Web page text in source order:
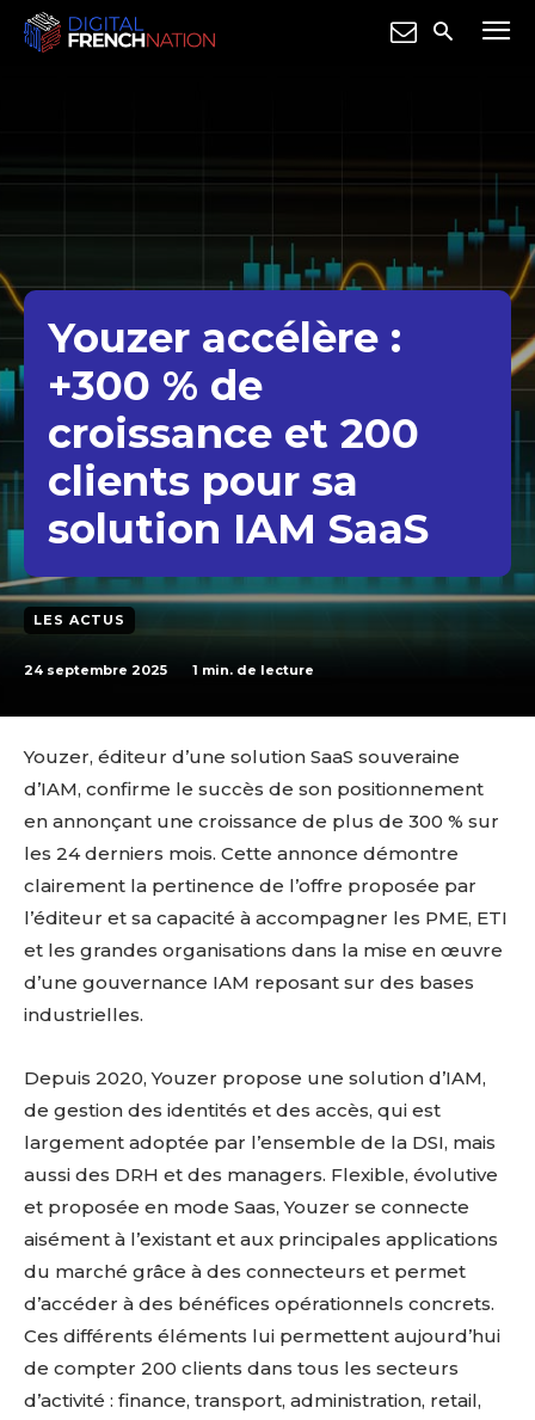
Youzer accélère :
+300 % de
croissance et 200
clients pour sa
solution IAM SaaS
LES ACTUS
24 septembre 2025 1 min. de lecture
Youzer, éditeur d’une solution SaaS souveraine
d’IAM, confirme le succès de son positionnement
en annonçant une croissance de plus de 300 % sur
les 24 derniers mois. Cette annonce démontre
clairement la pertinence de l’offre proposée par
l’éditeur et sa capacité à accompagner les PME, ETI
et les grandes organisations dans la mise en œuvre
d’une gouvernance IAM reposant sur des bases
industrielles.
Depuis 2020, Youzer propose une solution d’IAM,
de gestion des identités et des accès, qui est
largement adoptée par l’ensemble de la DSI, mais
aussi des DRH et des managers. Flexible, évolutive
et proposée en mode Saas, Youzer se connecte
aisément à l’existant et aux principales applications
du marché grâce à des connecteurs et permet
d’accéder à des bénéfices opérationnels concrets.
Ces différents éléments lui permettent aujourd’hui
de compter 200 clients dans tous les secteurs
d’activité : finance, transport, administration, retail,